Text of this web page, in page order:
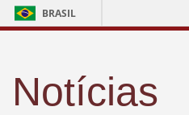
BRASIL
Notícias